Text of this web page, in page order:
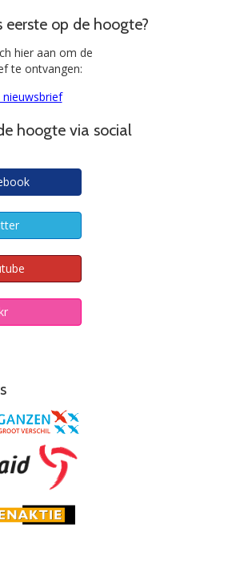
eerste op de hoogte?
hier aan om de
te ontvangen:
nieuwsbrief
hoogte via social